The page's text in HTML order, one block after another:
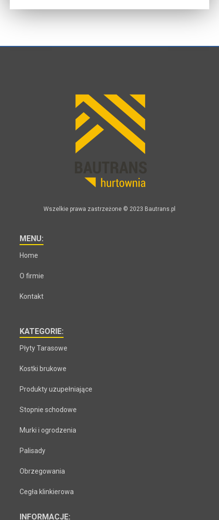
Wszelkie prawa zastrzeżone © 2023 Bautrans.pl
MENU:
Home
O firmie
Kontakt
KATEGORIE:
Płyty Tarasowe
Kostki brukowe
Produkty uzupełniające
Stopnie schodowe
Murki i ogrodzenia
Palisady
Obrzegowania
Cegła klinkierowa
INFORMACJE: